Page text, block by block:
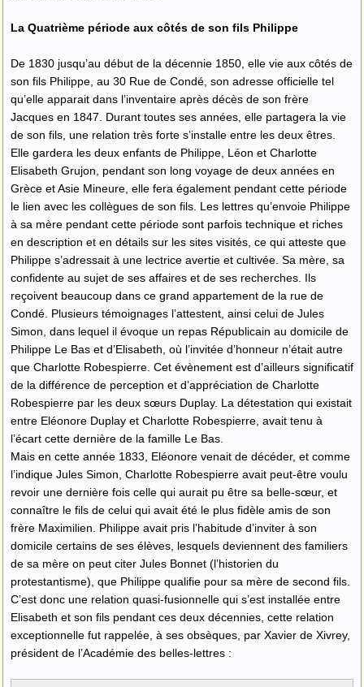
La Quatrième période aux côtés de son fils Philippe
De 1830 jusqu’au début de la décennie 1850, elle vie aux côtés de
son fils Philippe, au 30 Rue de Condé, son adresse officielle tel
qu’elle apparait dans l’inventaire après décès de son frère
Jacques en 1847. Durant toutes ses années, elle partagera la vie
de son fils, une relation très forte s’installe entre les deux êtres.
Elle gardera les deux enfants de Philippe, Léon et Charlotte
Elisabeth Grujon, pendant son long voyage de deux années en
Grèce et Asie Mineure, elle fera également pendant cette période
le lien avec les collègues de son fils. Les lettres qu’envoie Philippe
à sa mère pendant cette période sont parfois technique et riches
en description et en détails sur les sites visités, ce qui atteste que
Philippe s’adressait à une lectrice avertie et cultivée. Sa mère, sa
confidente au sujet de ses affaires et de ses recherches. Ils
reçoivent beaucoup dans ce grand appartement de la rue de
Condé. Plusieurs témoignages l’attestent, ainsi celui de Jules
Simon, dans lequel il évoque un repas Républicain au domicile de
Philippe Le Bas et d’Elisabeth, où l’invitée d’honneur n’était autre
que Charlotte Robespierre. Cet évènement est d’ailleurs significatif
de la différence de perception et d’appréciation de Charlotte
Robespierre par les deux sœurs Duplay. La détestation qui existait
entre Eléonore Duplay et Charlotte Robespierre, avait tenu à
l’écart cette dernière de la famille Le Bas.
Mais en cette année 1833, Eléonore venait de décéder, et comme
l’indique Jules Simon, Charlotte Robespierre avait peut-être voulu
revoir une dernière fois celle qui aurait pu être sa belle-sœur, et
connaître le fils de celui qui avait été le plus fidèle amis de son
frère Maximilien. Philippe avait pris l’habitude d’inviter à son
domicile certains de ses élèves, lesquels deviennent des familiers
de sa mère on peut citer Jules Bonnet (l’historien du
protestantisme), que Philippe qualifie pour sa mère de second fils.
C’est donc une relation quasi-fusionnelle qui s’est installée entre
Elisabeth et son fils pendant ces deux décennies, cette relation
exceptionnelle fut rappelée, à ses obsèques, par Xavier de Xivrey,
président de l’Académie des belles-lettres :